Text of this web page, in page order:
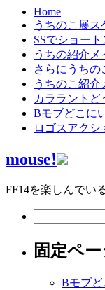
Home
うちのこ展
SSでショー
うちの紹介メ
さらにうちの
うちのこ紹介
カララントど
Bモブどこに
ロゴスアク
mouse!
FF14を楽しんでい
固定ペ
Bモブ